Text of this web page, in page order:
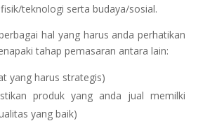
teknologi serta budaya/sosial.
hal yang harus anda perhatikan
tahap pemasaran antara lain:
yang harus strategis)
produk yang anda jual memilki
yang baik)